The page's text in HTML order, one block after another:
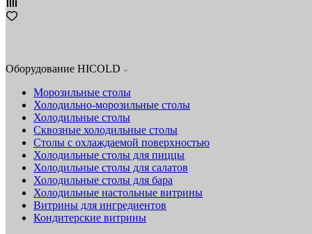
Оборудование HICOLD
Морозильные столы
Холодильно-морозильные столы
Холодильные столы
Сквозные холодильные столы
Столы с охлаждаемой поверхностью
Холодильные столы для пиццы
Холодильные столы для салатов
Холодильные столы для бара
Холодильные настольные витрины
Витрины для ингредиентов
Кондитерские витрины